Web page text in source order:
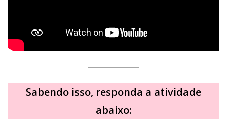
Sabendo isso, responda a atividade
abaixo: